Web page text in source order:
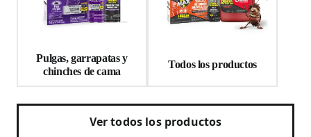
Pulgas, garrapatas y
chinches de cama
Todos los productos
Ver todos los productos